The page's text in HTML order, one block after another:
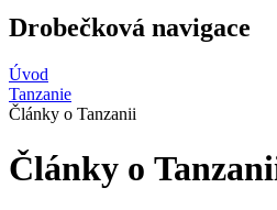
Drobečková navigace
Úvod
Tanzanie
Články o Tanzanii
Články o